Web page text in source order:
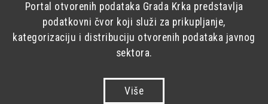
Portal otvorenih podataka Grada Krka predstavlja
podatkovni čvor koji služi za prikupljanje,
kategorizaciju i distribuciju otvorenih podataka javnog
sektora.
Više